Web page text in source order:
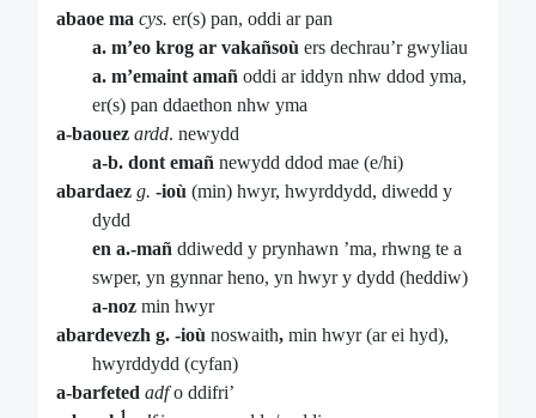
abaoe ma cys. er(s) pan, oddi ar pan
a. m’eo krog ar vakañsoù ers dechrau’r gwyliau
a. m’emaint amañ oddi ar iddyn nhw ddod yma,
er(s) pan ddaethon nhw yma
a-baouez ardd. newydd
a-b. dont emañ newydd ddod mae (e/hi)
abardaez g. -ioù (min) hwyr, hwyrddydd, diwedd y
dydd
en a.-mañ ddiwedd y prynhawn ’ma, rhwng te a
swper, yn gynnar heno, yn hwyr y dydd (heddiw)
a-noz min hwyr
abardevezh g. -ioù noswaith, min hwyr (ar ei hyd),
hwyrddydd (cyfan)
a-barfeted adfo ddifri’